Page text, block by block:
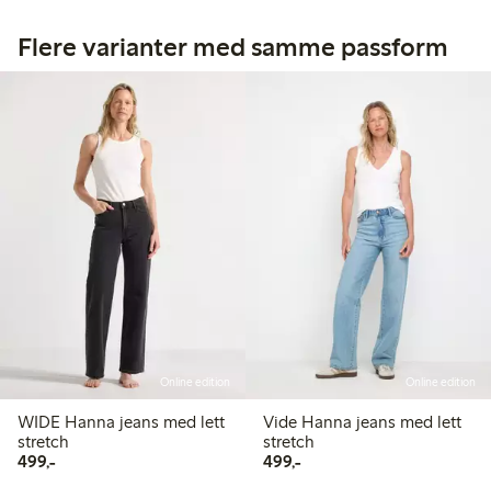
Flere varianter med samme passform
Online edition
WIDE Hanna jeans med lett
stretch
499,-499,00 kr
Online edition
Vide Hanna jeans med lett
stretch
499,-499,00 kr